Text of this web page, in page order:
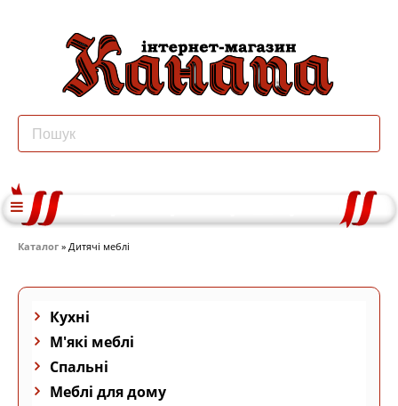
Каталог » Дитячі меблі
Кухні
М'які меблі
Спальні
Меблі для дому